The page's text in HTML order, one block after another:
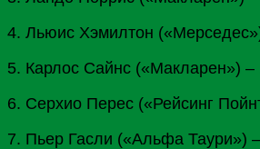
4. Льюис Хэмилтон
5. Карлос Сайнс («Макларен») –
6. Серхио Перес («Рейсинг
7. Пьер Гасли («Альфа Таури»)